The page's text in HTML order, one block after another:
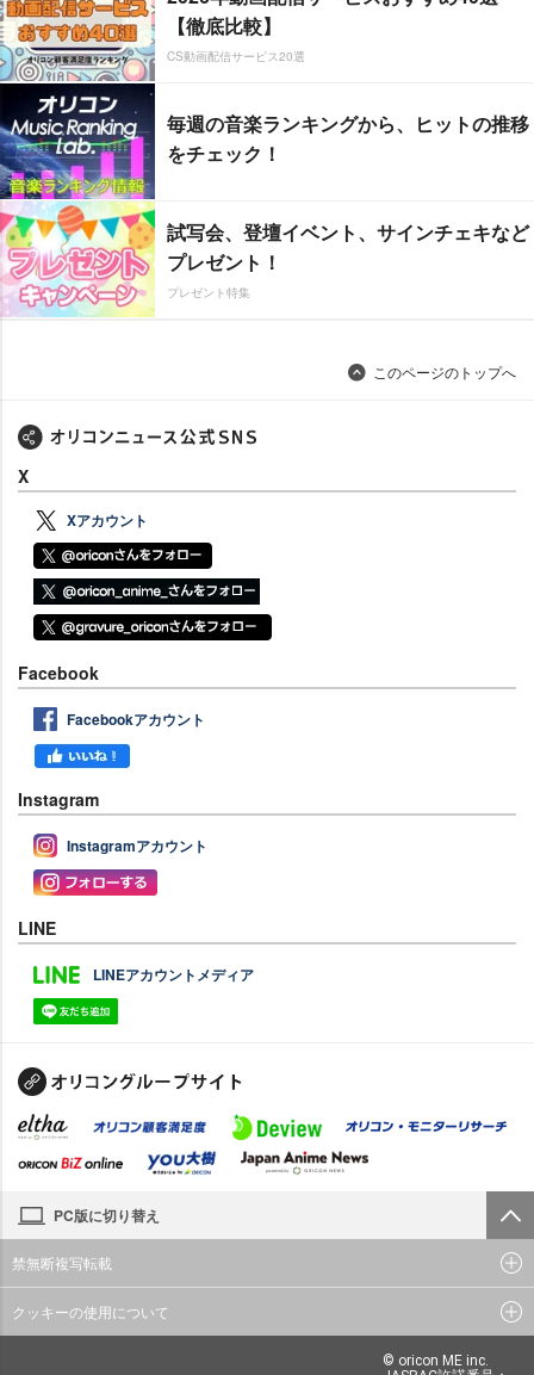
【徹底比較】
CS動画配信サービス20選
毎週の音楽ランキングから、ヒットの推移
をチェック！
試写会、登壇イベント、サインチェキなど
プレゼント！
プレゼント特集
このページのトップへ
X
Xアカウント
Facebook
Facebookアカウント
Instagram
Instagramアカウント
LINE
LINEアカウントメディア
PC版に切り替え
禁無断複写転載
クッキーの使用について
© oricon ME inc.